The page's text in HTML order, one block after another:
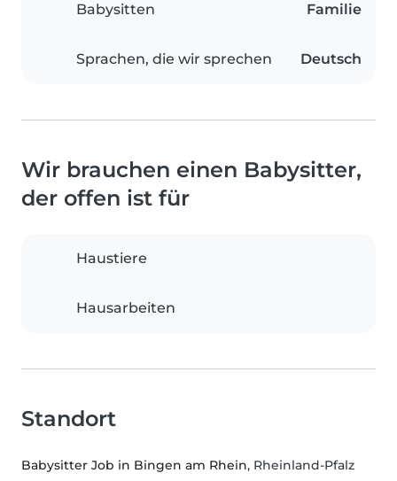
Babysitten
Familie
Sprachen, die wir sprechen Deutsch
Wir brauchen einen Babysitter,
der offen ist für
Haustiere
Hausarbeiten
Standort
Babysitter Job in Bingen am Rhein, Rheinland-Pfalz